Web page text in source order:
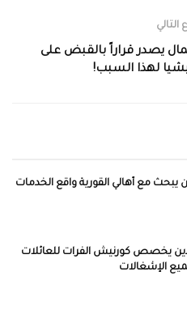
يصدر قراراً بالقبض على
لهذا السبب!
يبحث مع أهالي القورية واقع الخدمات
يخصص كورنيش الفرات للعائلات
الإشغالات